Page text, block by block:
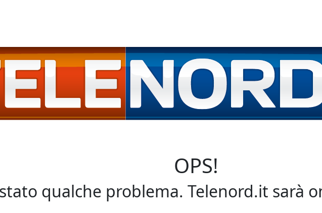
OPS!
qualche problema. Telenord.it sarà